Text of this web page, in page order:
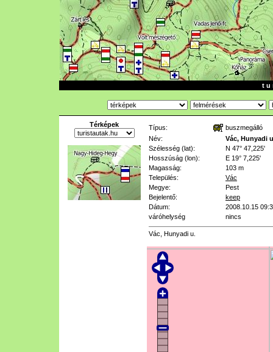
t u
Térképek Típus:
buszmegálló
Név:
Vác, Hunyadi
Szélesség (lat):
N 47° 47,225'
Hosszúság (lon):
E 19° 7,225'
Magasság:
103 m
Település:
Vác
Megye:
Pest
Bejelentő:
keep
Dátum:
2008.10.15
váróhelység
nincs
Vác, Hunyadi u.